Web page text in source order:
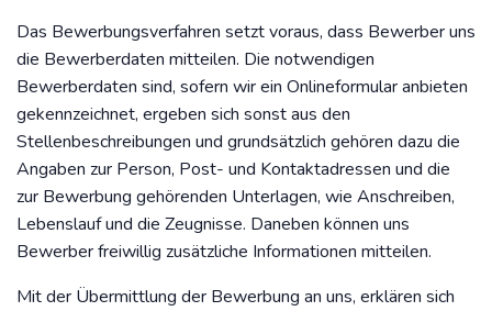
Das Bewerbungsverfahren setzt voraus, dass Bewerber uns
die Bewerberdaten mitteilen. Die notwendigen
Bewerberdaten sind, sofern wir ein Onlineformular anbieten
gekennzeichnet, ergeben sich sonst aus den
Stellenbeschreibungen und grundsätzlich gehören dazu die
Angaben zur Person, Post- und Kontaktadressen und die
zur Bewerbung gehörenden Unterlagen, wie Anschreiben,
Lebenslauf und die Zeugnisse. Daneben können uns
Bewerber freiwillig zusätzliche Informationen mitteilen.
Mit der Übermittlung der Bewerbung an uns, erklären sich